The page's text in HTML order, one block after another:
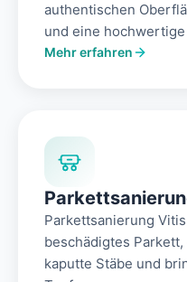
authentischen
und eine
Mehr erfahren
Parkettsanierung
beschädigtes
kaputte Stäbe und